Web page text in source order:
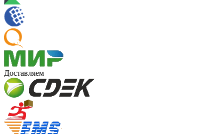
Доставляем